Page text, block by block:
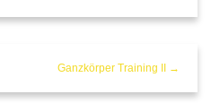
Ganzkörper Training II →